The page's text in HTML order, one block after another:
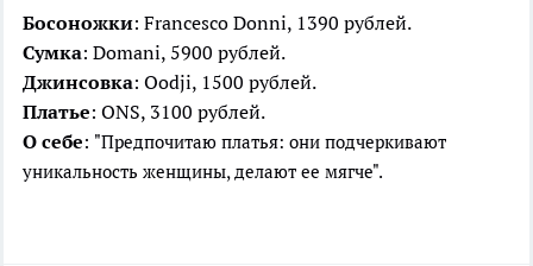
Босоножки: Francesco Donni, 1390 рублей.
Сумка: Domani, 5900 рублей.
Джинсовка: Oodji, 1500 рублей.
Платье: ONS, 3100 рублей.
О себе: "Предпочитаю платья: они подчеркивают
уникальность женщины, делают ее мягче".